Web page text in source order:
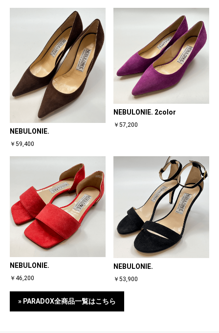
NEBULONIE.
￥59,400
NEBULONIE. 2color
￥57,200
NEBULONIE.
￥46,200
NEBULONIE.
￥53,900
» PARADOX全商品一覧はこちら